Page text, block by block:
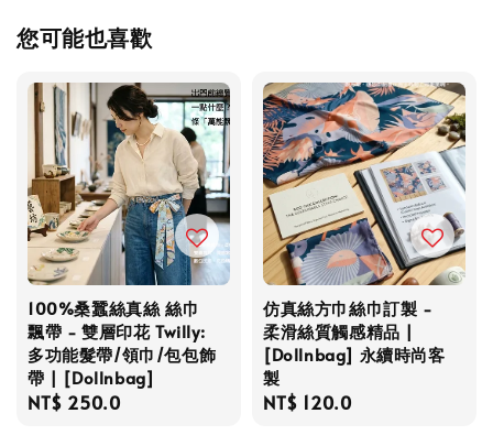
您可能也喜歡
100%桑蠶絲真絲 絲巾
飄帶 - 雙層印花 Twilly:
多功能髮帶/領巾/包包飾
帶 | [Dollnbag]
Regular
NT$ 250.0
仿真絲方巾絲巾訂製 -
柔滑絲質觸感精品 |
[Dollnbag] 永續時尚客
製
Regular
NT$ 120.0